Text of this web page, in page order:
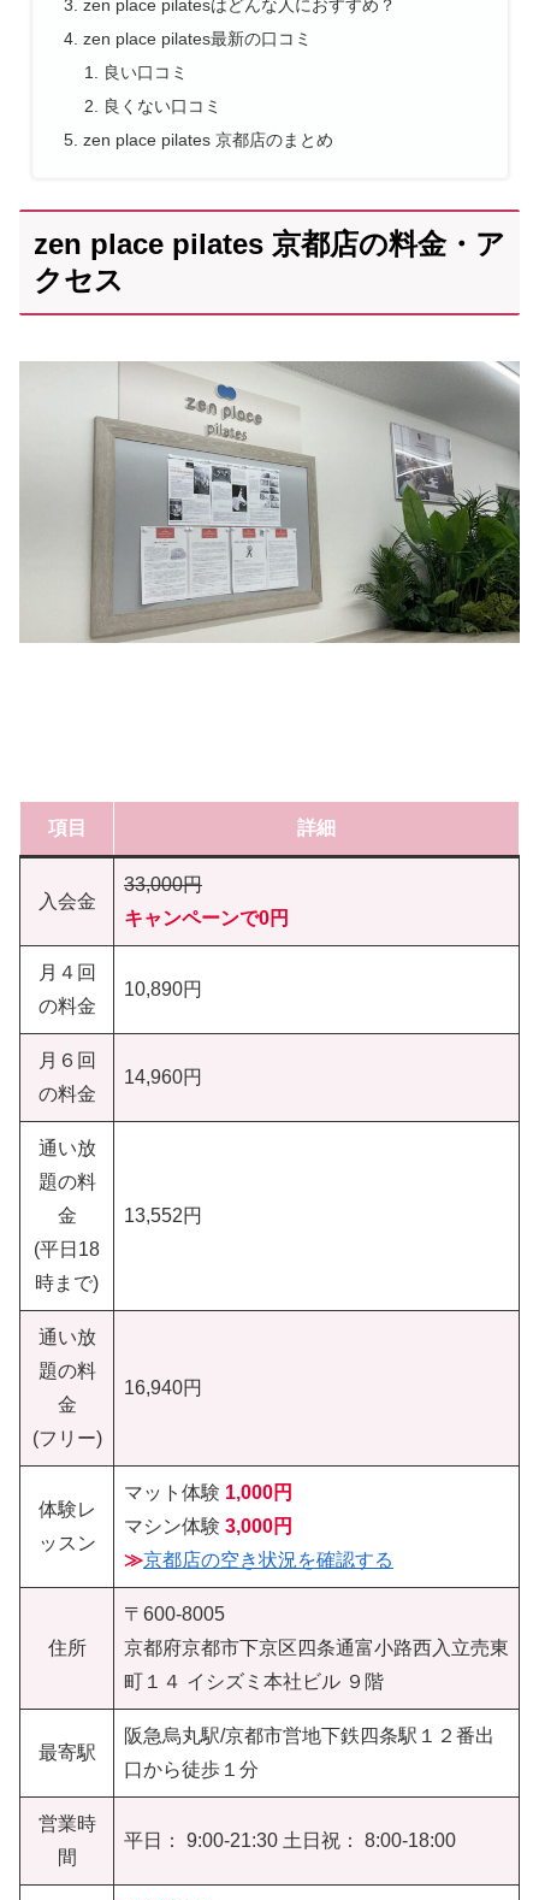
zen place pilatesはどんな人におすすめ？
zen place pilates最新の口コミ
良い口コミ
良くない口コミ
zen place pilates 京都店のまとめ
zen place pilates 京都店の料金・ア
クセス
項目 詳細
入会金
33,000円
キャンペーンで0円
月４回
の料金
10,890円
月６回
の料金
14,960円
通い放
題の料
金
(平日18
時まで)
13,552円
通い放
題の料
金
(フリー)
16,940円
体験レ
ッスン
マット体験 1,000円
マシン体験 3,000円
≫京都店の空き状況を確認する
住所
〒600-8005
京都府京都市下京区四条通富小路西入立売東
町１４ イシズミ本社ビル ９階
最寄駅
阪急烏丸駅/京都市営地下鉄四条駅１２番出
口から徒歩１分
営業時
間
平日： 9:00-21:30 土日祝： 8:00-18:00